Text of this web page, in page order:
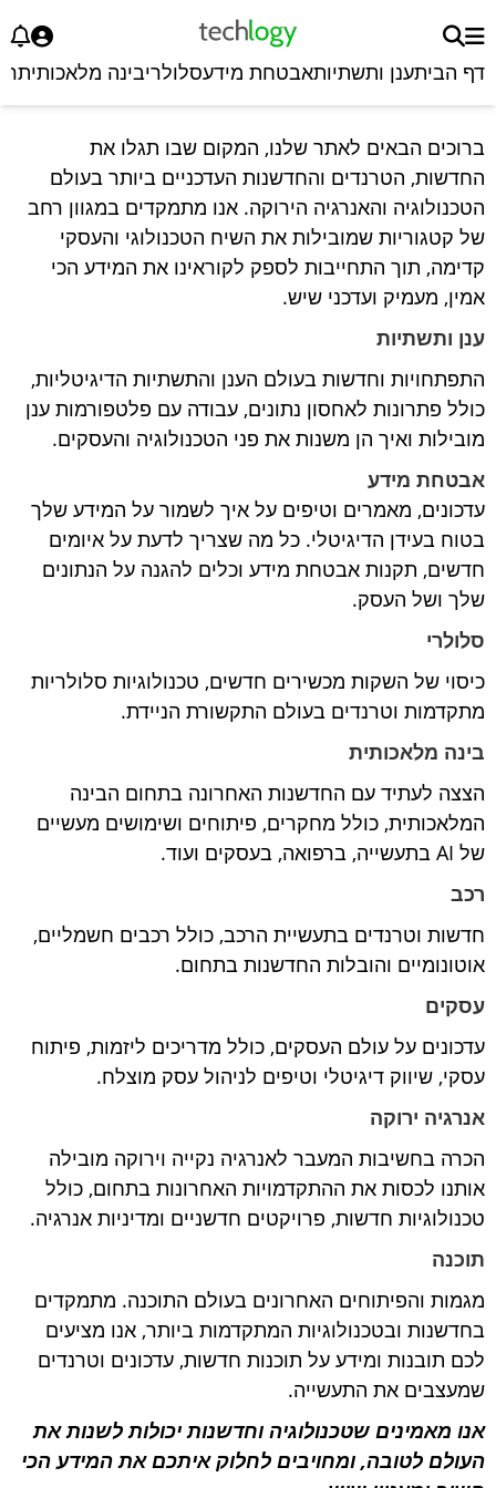
דף הביתענן ותשתיותאבטחת מידעסלולריבינה מלאכותית
ברוכים הבאים לאתר שלנו, המקום שבו תגלו את
החדשות, הטרנדים והחדשנות העדכניים ביותר בעולם
הטכנולוגיה והאנרגיה הירוקה. אנו מתמקדים במגוון רחב
של קטגוריות שמובילות את השיח הטכנולוגי והעסקי
קדימה, תוך התחייבות לספק לקוראינו את המידע הכי
אמין, מעמיק ועדכני שיש.
ענן ותשתיות
התפתחויות וחדשות בעולם הענן והתשתיות הדיגיטליות,
כולל פתרונות לאחסון נתונים, עבודה עם פלטפורמות ענן
מובילות ואיך הן משנות את פני הטכנולוגיה והעסקים.
אבטחת מידע
עדכונים, מאמרים וטיפים על איך לשמור על המידע שלך
בטוח בעידן הדיגיטלי. כל מה שצריך לדעת על איומים
חדשים, תקנות אבטחת מידע וכלים להגנה על הנתונים
שלך ושל העסק.
סלולרי
כיסוי של השקות מכשירים חדשים, טכנולוגיות סלולריות
מתקדמות וטרנדים בעולם התקשורת הניידת.
בינה מלאכותית
הצצה לעתיד עם החדשנות האחרונה בתחום הבינה
המלאכותית, כולל מחקרים, פיתוחים ושימושים מעשיים
של AI בתעשייה, ברפואה, בעסקים ועוד.
רכב
חדשות וטרנדים בתעשיית הרכב, כולל רכבים חשמליים,
אוטונומיים והובלות החדשנות בתחום.
עסקים
עדכונים על עולם העסקים, כולל מדריכים ליזמות, פיתוח
עסקי, שיווק דיגיטלי וטיפים לניהול עסק מוצלח.
אנרגיה ירוקה
הכרה בחשיבות המעבר לאנרגיה נקייה וירוקה מובילה
אותנו לכסות את ההתקדמויות האחרונות בתחום, כולל
טכנולוגיות חדשות, פרויקטים חדשניים ומדיניות אנרגיה.
תוכנה
מגמות והפיתוחים האחרונים בעולם התוכנה. מתמקדים
בחדשנות ובטכנולוגיות המתקדמות ביותר, אנו מציעים
לכם תובנות ומידע על תוכנות חדשות, עדכונים וטרנדים
שמעצבים את התעשייה.
אנו מאמינים שטכנולוגיה וחדשנות יכולות לשנות את
העולם לטובה, ומחויבים לחלוק איתכם את המידע הכי